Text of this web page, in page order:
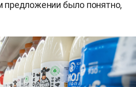
предложении было понятно,